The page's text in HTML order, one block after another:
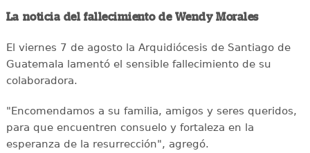
La noticia del fallecimiento de Wendy Morales
El viernes 7 de agosto la Arquidiócesis de Santiago de
Guatemala lamentó el sensible fallecimiento de su
colaboradora.
"Encomendamos a su familia, amigos y seres queridos,
para que encuentren consuelo y fortaleza en la
esperanza de la resurrección", agregó.